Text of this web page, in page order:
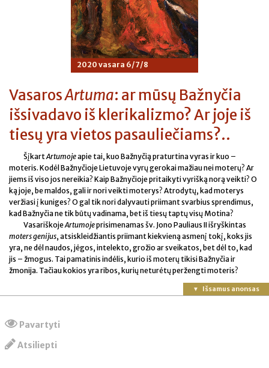
2020 vasara 6/7/8
VasarosArtuma: ar mūsų Bažnyčia
išsivadavo iš klerikalizmo? Ar joje iš
tiesų yra vietos pasauliečiams?..
ŠįkartArtumojeapie tai, kuo Bažnyčią praturtina vyras ir kuo –
moteris. Kodėl Bažnyčioje Lietuvoje vyrų gerokai mažiau nei moterų? Ar
jiems iš viso jos nereikia? Kaip Bažnyčioje pritaikyti vyrišką norą veikti? O
ką joje, be maldos, gali ir nori veikti moterys? Atrodytų, kad moterys
veržiasi į kuniges? O gal tik nori dalyvauti priimant svarbius sprendimus,
kad Bažnyčia ne tik būtų vadinama, bet iš tiesų taptų visų Motina?
VasariškojeArtumojeprisimenamas šv. Jono Pauliaus II išryškintas
moters genijus, atsiskleidžiantis priimant kiekvieną asmenį tokį, koks jis
yra, ne dėl naudos, jėgos, intelekto, grožio ar sveikatos, bet dėl to, kad
jis – žmogus. Tai pamatinis indėlis, kurio iš moterų tikisi Bažnyčia ir
žmonija. Tačiau kokios yra ribos, kurių neturėtų peržengti moteris?
Išsamus anonsas
Pavartyti
Atsiliepti